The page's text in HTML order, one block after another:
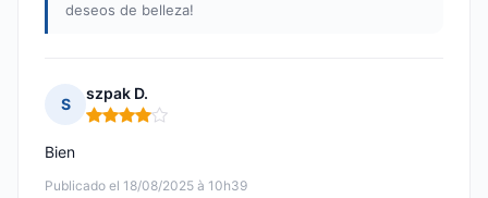
deseos de belleza!
S
szpak D.
Nota: 4 de 5
Publicado el 18/08/2025 à 10h39
Bien